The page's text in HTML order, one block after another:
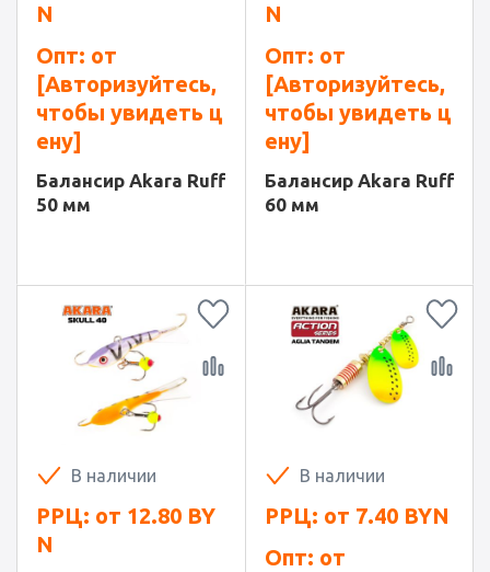
N
Опт: от
[Авторизуйтесь,
чтобы увидеть ц
ену]
Балансир Akara Ruff
50 мм
N
Опт: от
[Авторизуйтесь,
чтобы увидеть ц
ену]
Балансир Akara Ruff
60 мм
В наличии
РРЦ: от 12.80 BY
N
В наличии
РРЦ: от 7.40 BYN
Опт: от